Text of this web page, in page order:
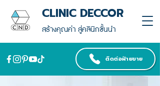
สร้างคุณค่า สู่คลินิกชั้นนำ
CLINIC DECCOR
ติดต่อฝ่ายขาย